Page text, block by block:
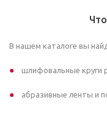
В нашем каталоге вы
шлифовальные круги
абразивные ленты и